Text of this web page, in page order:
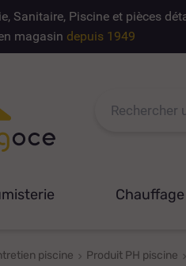
Sanitaire, Piscine et pièces
magasin depuis 1949
Chauffage
piscine Produit PH piscine